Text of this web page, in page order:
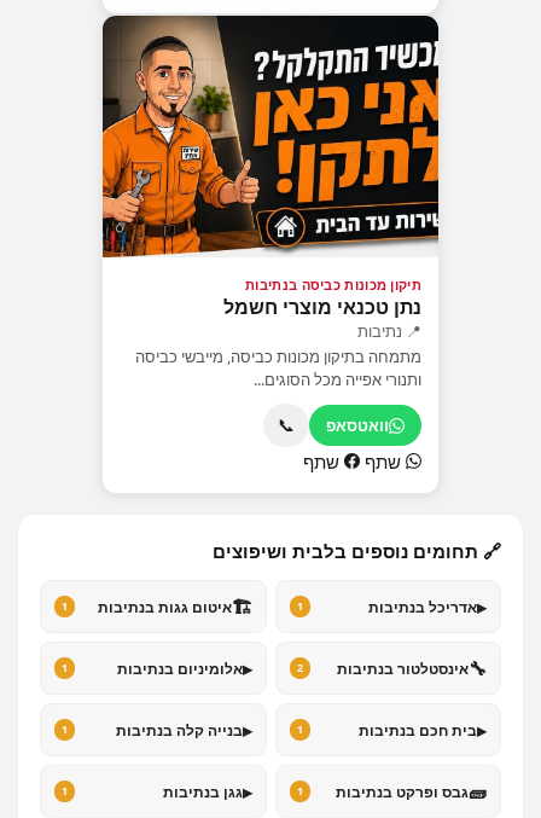
תיקון מכונות כביסה בנתיבות
נתן טכנאי מוצרי חשמל
📍 נתיבות
מתמחה בתיקון מכונות כביסה, מייבשי כביסה
ותנורי אפייה מכל הסוגים...
וואטסאפ 📞
שתף שתף
🔗 תחומים נוספים בלבית ושיפוצים
▸אדריכל בנתיבות 1
🏗️איטום גגות בנתיבות 1
🔧אינסטלטור בנתיבות 2
▸אלומיניום בנתיבות 1
▸בית חכם בנתיבות 1
▸בנייה קלה בנתיבות 1
🧱גבס ופרקט בנתיבות 1
▸גגן בנתיבות 1